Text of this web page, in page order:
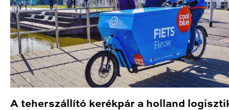
A teherszállító kerékpár a holland